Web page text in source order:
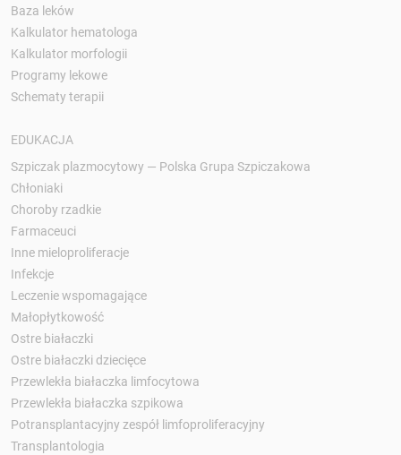
Baza leków
Kalkulator hematologa
Kalkulator morfologii
Programy lekowe
Schematy terapii
EDUKACJA
Szpiczak plazmocytowy — Polska Grupa Szpiczakowa
Chłoniaki
Choroby rzadkie
Farmaceuci
Inne mieloproliferacje
Infekcje
Leczenie wspomagające
Małopłytkowość
Ostre białaczki
Ostre białaczki dziecięce
Przewlekła białaczka limfocytowa
Przewlekła białaczka szpikowa
Potransplantacyjny zespół limfoproliferacyjny
Transplantologia